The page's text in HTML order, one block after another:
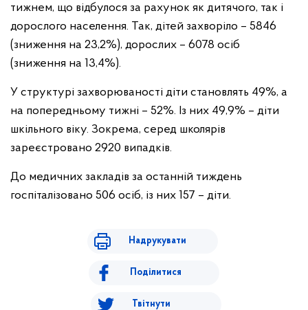
тижнем, що відбулося за рахунок як дитячого, так і
дорослого населення. Так, дітей захворіло – 5846
(зниження на 23,2%), дорослих – 6078 осіб
(зниження на 13,4%).
У структурі захворюваності діти становлять 49%, а
на попередньому тижні – 52%. Із них 49,9% – діти
шкільного віку. Зокрема, серед школярів
зареєстровано 2920 випадків.
До медичних закладів за останній тиждень
госпіталізовано 506 осіб, із них 157 – діти.
Надрукувати
Поділитися
Твітнути